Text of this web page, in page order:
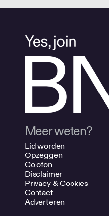
Meer weten?
Lid worden
Opzeggen
Colofon
Disclaimer
Privacy & Cookies
Contact
Adverteren